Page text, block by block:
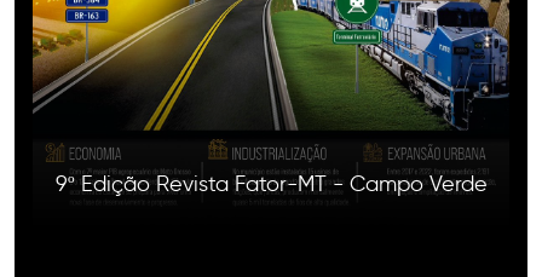
9º Edição Revista Fator-MT - Campo Verde